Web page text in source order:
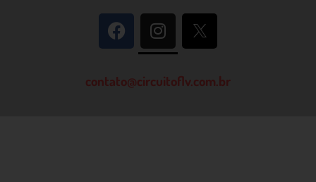
contato@circuitoflv.com.br